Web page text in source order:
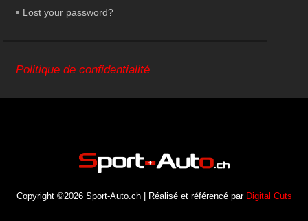
Lost your password?
Politique de confidentialité
Copyright ©2026 Sport-Auto.ch | Réalisé et référencé par Digital Cuts